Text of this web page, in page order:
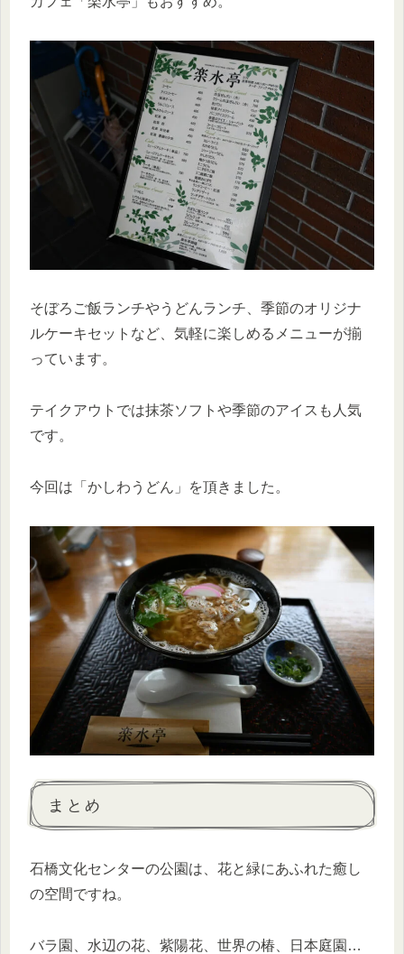
そぼろご飯ランチやうどんランチ、季節のオリジナ
ルケーキセットなど、気軽に楽しめるメニューが揃
っています。
テイクアウトでは抹茶ソフトや季節のアイスも人気
です。
今回は「かしわうどん」を頂きました。
まとめ
石橋文化センターの公園は、花と緑にあふれた癒し
の空間ですね。
バラ園、水辺の花、紫陽花、世界の椿、日本庭園…